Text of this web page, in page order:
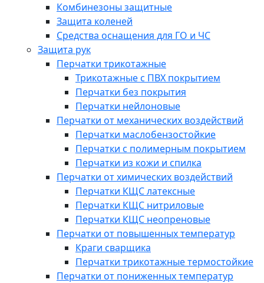
Комбинезоны защитные
Защита коленей
Средства оснащения для ГО и ЧС
Защита рук
Перчатки трикотажные
Трикотажные с ПВХ покрытием
Перчатки без покрытия
Перчатки нейлоновые
Перчатки от механических воздействий
Перчатки маслобензостойкие
Перчатки с полимерным покрытием
Перчатки из кожи и спилка
Перчатки от химических воздействий
Перчатки КЩС латексные
Перчатки КЩС нитриловые
Перчатки КЩС неопреновые
Перчатки от повышенных температур
Краги сварщика
Перчатки трикотажные термостойкие
Перчатки от пониженных температур